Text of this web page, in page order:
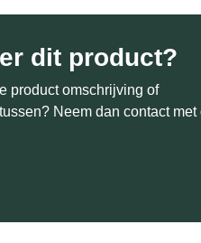
dit product?
product omschrijving of
Neem dan contact met